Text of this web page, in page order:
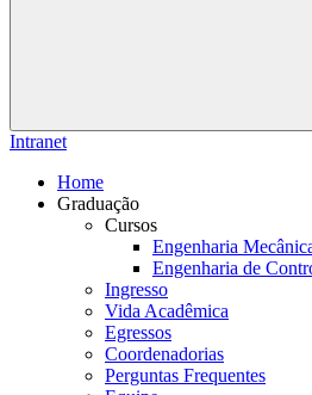
Buscar
Intranet
Home
Graduação
Cursos
Engenharia
Engenharia de
Ingresso
Vida Acadêmica
Egressos
Coordenadorias
Perguntas Frequentes